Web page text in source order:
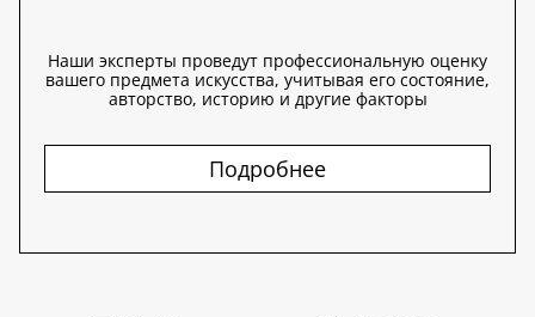
Наши эксперты проведут профессиональную оценку
вашего предмета искусства, учитывая его состояние,
авторство, историю и другие факторы
Подробнее